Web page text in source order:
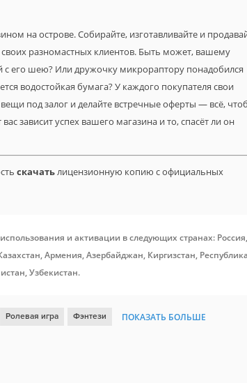
на острове. Собирайте, изготавливайте и
разномастных клиентов. Быть может, вашему
его шею? Или дружочку микрораптору понадобился
водостойкая бумага? У каждого покупателя свои
под залог и делайте встречные оферты — всё,
зависит успех вашего магазина и то, спасёт ли он
скачатьлицензионную копию с официальных
и активации в следующих странах: Россия,
Армения, Азербайджан, Киргизстан, Республика
Узбекистан.
Ролевая игра Фэнтези ПОКАЗАТЬ БОЛЬШЕ